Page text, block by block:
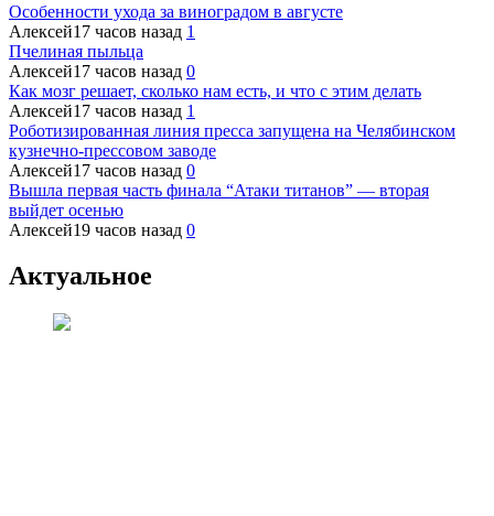
Особенности ухода за виноградом в августе
Алексей17 часов назад 1
Пчелиная пыльца
Алексей17 часов назад 0
Как мозг решает, сколько нам есть, и что с этим делать
Алексей17 часов назад 1
Роботизированная линия пресса запущена на Челябинском
кузнечно-прессовом заводе
Алексей17 часов назад 0
Вышла первая часть финала “Атаки титанов” — вторая
выйдет осенью
Алексей19 часов назад 0
Актуальное